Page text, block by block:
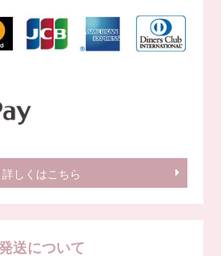
詳しくはこちら
送について